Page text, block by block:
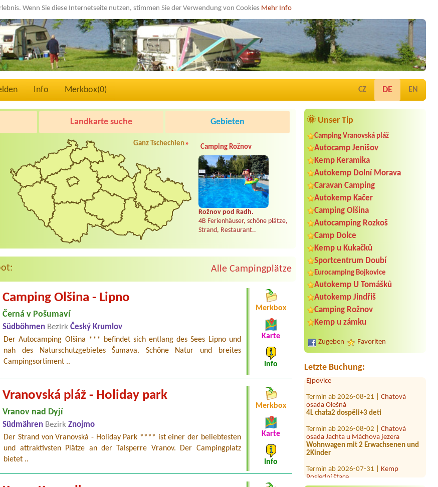
Wenn Sie diese Internetseite nutzen, stimmen Sie der Verwendung von Cookies Mehr Info
Info Merkbox(0) CZ DE EN
🌞 Unser Tip
Camping Vranovská pláž
Autocamp Jenišov
Kemp Keramika
Autokemp Dolní Morava
Caravan Camping
Autokemp Kačer
Camping Olšina
Autocamping Rozkoš
Camp Dolce
Kemp u Kukačků
Sportcentrum Doubí
Eurocamping Bojkovice
Autokemp U Tomášků
Autokemp Jindřiš
Camping Rožnov
Kemp u zámku
Zugeben Favoriten
Letzte Buchung:
Termin ab 2026-07-25 |
Hranice
2L chatka
Termin ab 2026-08-07 |
2 auta + 2 stany + 5 dospělých + 1 dítě
3 roky + 2 psy1 el. přípojka
Termin ab 2026-07-31 |
Ejpovice
osada Olešná
4L chata2 dospěli+3 deti
osada Jachta u Máchova jezera
Wohnwagen mit 2 Erwachsenen und
2Kinder
Poslední štace
1 auto
Landkarte suche Gebieten
Ganz Tschechien» Camping Rožnov
Rožnov pod Radh.
4B Ferienhäuser, schöne plätze,
Strand, Restaurant..
Alle Campingplätze
Camping Olšina - Lipno
Černá v Pošumaví
Südböhmen Bezirk Český Krumlov
Der Autocamping Olšina *** befindet sich entlang des Sees Lipno und
nah des Naturschutzgebietes Šumava. Schöne Natur und breites
Campingsortiment ..
Merkbox
Karte
Info
Vranovská pláž - Holiday park
Vranov nad Dyjí
Südmähren Bezirk Znojmo
Der Strand von Vranovská - Holiday Park **** ist einer der beliebtesten
und attraktivsten Plätze an der Talsperre Vranov. Der Campingplatz
bietet ..
Merkbox
Karte
Info